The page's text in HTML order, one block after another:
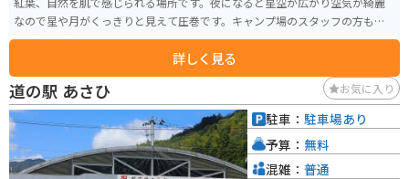
なので星や月がくっきりと見えて圧巻です。キャンプ場のスタッフの方もと
ても優しく気さくで迎えてくれるアットホームなキャンプ場です。
詳しく見る
道の駅 あさひ お気に入り
駐車： 駐車場あり
予算： 無料
混雑： 普通